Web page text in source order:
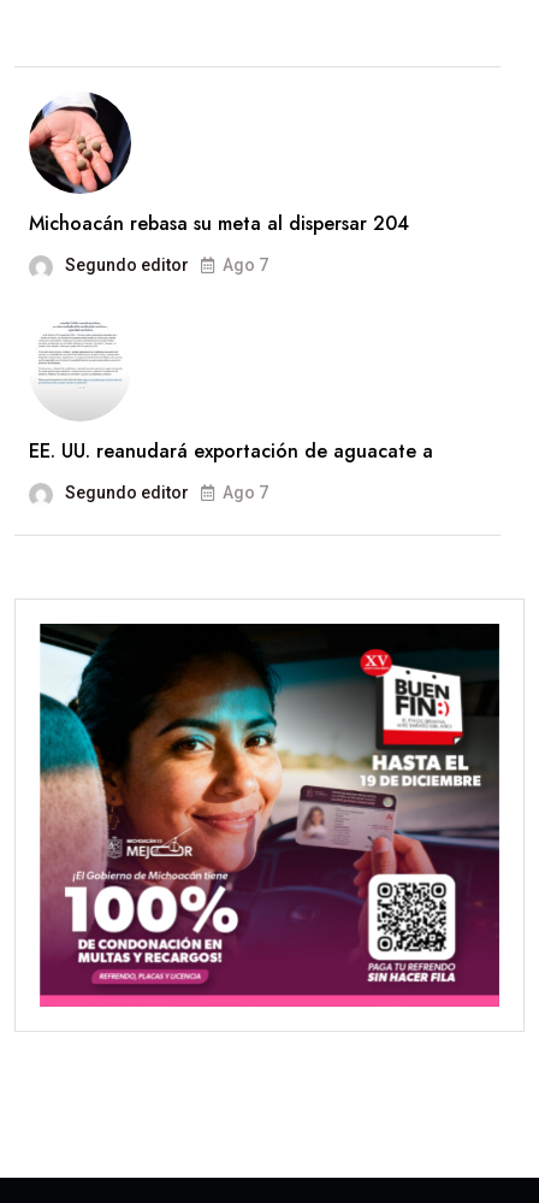
Michoacán rebasa su meta al dispersar 204
Segundo editor Ago 7
EE. UU. reanudará exportación de aguacate a
Segundo editor Ago 7